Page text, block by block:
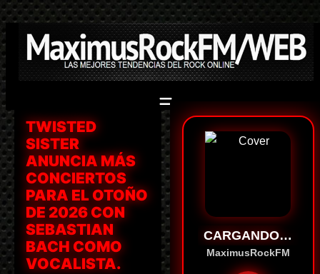
Saltar
al
contenido
TWISTED
SISTER
ANUNCIA MÁS
CONCIERTOS
PARA EL OTOÑO
DE 2026 CON
SEBASTIAN
BACH COMO
VOCALISTA.
CARGANDO…
MaximusRockFM